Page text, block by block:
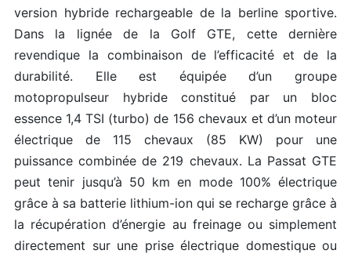
version hybride rechargeable de la berline sportive.
Dans la lignée de la Golf GTE, cette dernière
revendique la combinaison de l’efficacité et de la
durabilité. Elle est équipée d’un groupe
motopropulseur hybride constitué par un bloc
essence 1,4 TSI (turbo) de 156 chevaux et d’un moteur
électrique de 115 chevaux (85 KW) pour une
puissance combinée de 219 chevaux. La Passat GTE
peut tenir jusqu’à 50 km en mode 100% électrique
grâce à sa batterie lithium-ion qui se recharge grâce à
la récupération d’énergie au freinage ou simplement
directement sur une prise électrique domestique ou